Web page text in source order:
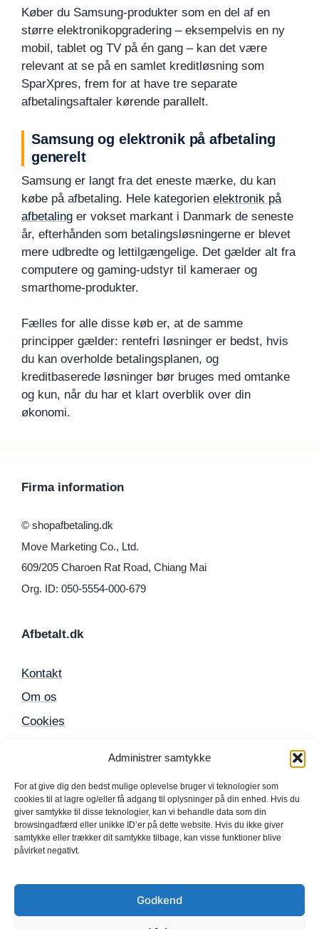
Administrer samtykke
For at give dig den bedst mulige oplevelse bruger vi teknologier som
cookies til at lagre og/eller få adgang til oplysninger på din enhed. Hvis du
giver samtykke til disse teknologier, kan vi behandle data som din
browsingadfærd eller unikke ID’er på dette website. Hvis du ikke giver
samtykke eller trækker dit samtykke tilbage, kan visse funktioner blive
påvirket negativt.
Godkend
Køber du Samsung-produkter som en del af en
større elektronikopgradering – eksempelvis en ny
mobil, tablet og TV på én gang – kan det være
relevant at se på en samlet kreditløsning som
SparXpres, frem for at have tre separate
afbetalingsaftaler kørende parallelt.
Samsung og elektronik på afbetaling
generelt
Samsung er langt fra det eneste mærke, du kan
købe på afbetaling. Hele kategorien elektronik på
afbetaling er vokset markant i Danmark de seneste
år, efterhånden som betalingsløsningerne er blevet
mere udbredte og lettilgængelige. Det gælder alt fra
computere og gaming-udstyr til kameraer og
smarthome-produkter.
Fælles for alle disse køb er, at de samme
principper gælder: rentefri løsninger er bedst, hvis
du kan overholde betalingsplanen, og
kreditbaserede løsninger bør bruges med omtanke
og kun, når du har et klart overblik over din
økonomi.
Firma information
© shopafbetaling.dk
Move Marketing Co., Ltd.
609/205 Charoen Rat Road, Chiang Mai
Org. ID: 050-5554-000-679
Afbetalt.dk
Kontakt
Om os
Cookies
Populære produkter
Mobil
iPhone